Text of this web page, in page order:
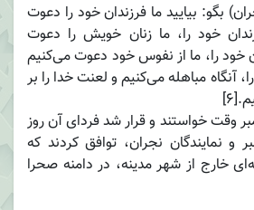
بگو: بیایید ما فرزندان خود را دعوت
خود را، ما زنان خویش را دعوت
خود را، ما از نفوس خود دعوت می‌کنیم
آنگاه مباهله می‌کنیم و لعنت خدا را بر
وقت خواستند و قرار شد فردای آن روز
و نمایندگان نجران، توافق کردند که
خارج از شهر مدینه، در دامنه صحرا